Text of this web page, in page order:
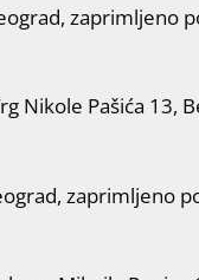
zaprimljeno
Nikole Pašića
zaprimljeno